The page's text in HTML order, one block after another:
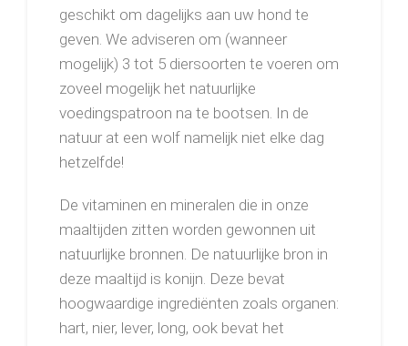
geschikt om dagelijks aan uw hond te
geven. We adviseren om (wanneer
mogelijk) 3 tot 5 diersoorten te voeren om
zoveel mogelijk het natuurlijke
voedingspatroon na te bootsen. In de
natuur at een wolf namelijk niet elke dag
hetzelfde!
De vitaminen en mineralen die in onze
maaltijden zitten worden gewonnen uit
natuurlijke bronnen. De natuurlijke bron in
deze maaltijd is konijn. Deze bevat
hoogwaardige ingrediënten zoals organen:
hart, nier, lever, long, ook bevat het